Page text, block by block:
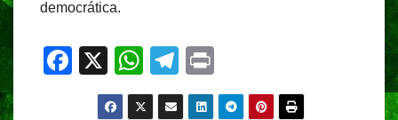
democrática.
F
X
W
h
T
el in